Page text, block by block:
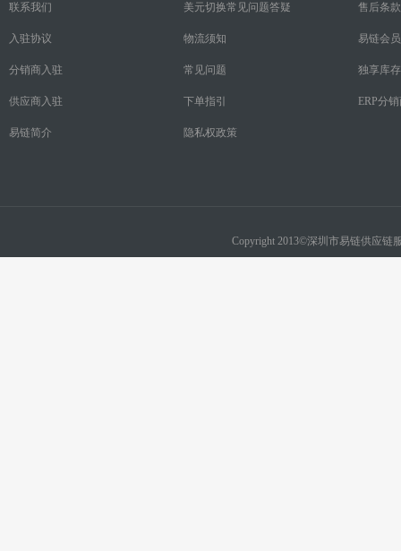
联系我们
入驻协议
分销商入驻
供应商入驻
易链简介
美元切换常见问题答疑
物流须知
常见问题
下单指引
隐私权政策
售后条款
易链会
独享库
ERP分
Copyright 2013©深圳市易链供应链